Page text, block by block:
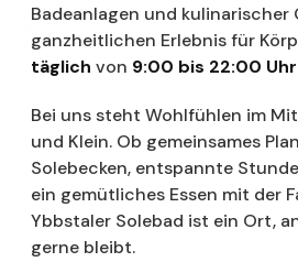
Badeanlagen und kulinarischer
ganzheitlichen Erlebnis für
täglich von 9:00 bis 22:00 Uhr
Bei uns steht Wohlfühlen im
und Klein. Ob gemeinsames
Solebecken, entspannte
ein gemütliches Essen mit der
Ybbstaler Solebad ist ein Ort,
gerne bleibt.